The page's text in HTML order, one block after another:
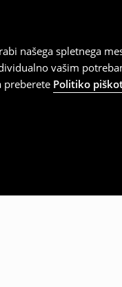
našega spletnega
vašim
preberete Politiko